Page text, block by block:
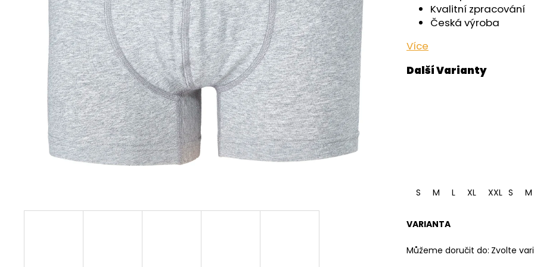
Kvalitní zpracování
Česká výroba
Více
S M L XL XXL 3XL
S M
VARIANTA
Můžeme doručit do: Zvolte
129 Kč
759 Kč
599 Kč